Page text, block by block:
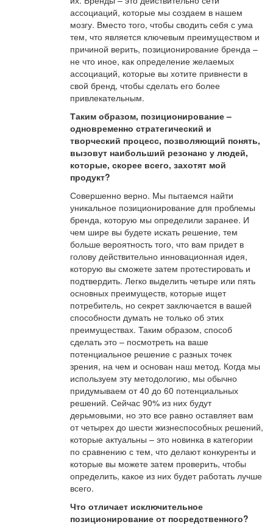
ассоциаций, которые мы создаем в нашем
мозгу. Вместо того, чтобы сводить себя с ума
тем, что является ключевым преимуществом и
причиной верить, позиционирование бренда –
не что иное, как определение желаемых
ассоциаций, которые вы хотите привнести в
свой бренд, чтобы сделать его более
привлекательным.
Таким образом, позиционирование –
одновременно стратегический и
творческий процесс, позволяющий понять,
вызовут наибольший резонанс у людей,
которые, скорее всего, захотят мой
продукт?
Совершенно верно. Мы пытаемся найти
уникальное позиционирование для проблемы
бренда, которую мы определили заранее. И
чем шире вы будете искать решение, тем
больше вероятность того, что вам придет в
голову действительно инновационная идея,
которую вы сможете затем протестировать и
подтвердить. Легко выделить четыре или пять
основных преимуществ, которые ищет
потребитель, но секрет заключается в вашей
способности думать не только об этих
преимуществах. Таким образом, способ
сделать это – посмотреть на ваше
потенциальное решение с разных точек
зрения, на чем и основан наш метод. Когда мы
используем эту методологию, мы обычно
придумываем от 40 до 60 потенциальных
решений. Сейчас 90% из них будут
дерьмовыми, но это все равно оставляет вам
от четырех до шести жизнеспособных решений,
которые актуальны – это новинка в категории
по сравнению с тем, что делают конкуренты и
которые вы можете затем проверить, чтобы
определить, какое из них будет работать лучше
всего.
Что отличает исключительное
позиционирование от посредственного?